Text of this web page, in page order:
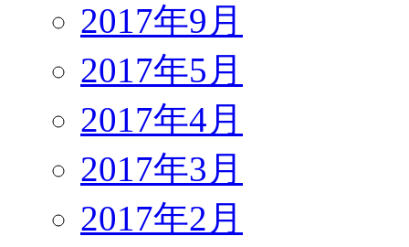
2017年9月
2017年5月
2017年4月
2017年3月
2017年2月